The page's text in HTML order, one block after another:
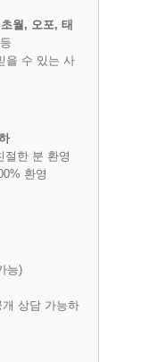
월, 오포, 태
을 수 있는 사
절한 분 환영
환영
능)
상담 가능하